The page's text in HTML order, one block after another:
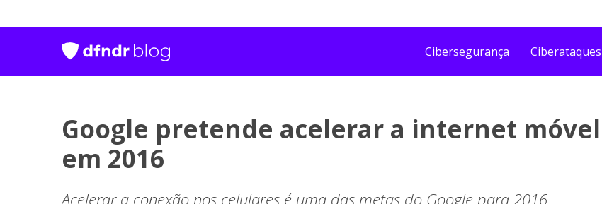
Cibersegurança Ciberataques
Google pretende acelerar a internet móvel
em 2016
Acelerar a conexão nos celulares é uma das metas do Google para 2016.